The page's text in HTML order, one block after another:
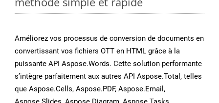
Améliorez vos processus de conversion de documents en
convertissant vos fichiers OTT en HTML grâce à la
puissante API Aspose.Words. Cette solution performante
s’intègre parfaitement aux autres API Aspose.Total, telles
que Aspose.Cells, Aspose.PDF, Aspose.Email,